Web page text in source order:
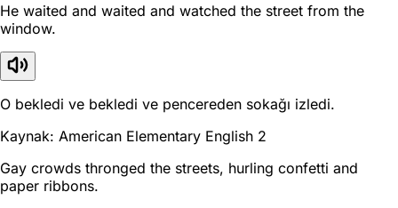
He waited and waited and watched the street from the
window.
O bekledi ve bekledi ve pencereden sokağı izledi.
Kaynak: American Elementary English 2
Gay crowds thronged the streets, hurling confetti and
paper ribbons.